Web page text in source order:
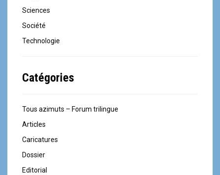
a
c
e
Sciences
Société
Technologie
Catégories
Tous azimuts – Forum trilingue
Articles
Caricatures
Dossier
Editorial